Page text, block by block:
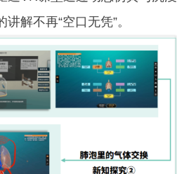
解不再“空口无凭”。